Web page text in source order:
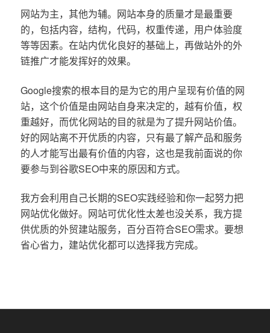
网站为主，其他为辅。网站本身的质量才是最重要
的，包括内容，结构，代码，权重传递，用户体验度
等等因素。在站内优化良好的基础上，再做站外的外
链推广才能发挥好的效果。
Google搜索的根本目的是为它的用户呈现有价值的网
站，这个价值是由网站自身来决定的，越有价值，权
重越好，而优化网站的目的就是为了提升网站价值。
好的网站离不开优质的内容，只有最了解产品和服务
的人才能写出最有价值的内容，这也是我前面说的你
要参与到谷歌SEO中来的原因和方式。
我方会利用自己长期的SEO实践经验和你一起努力把
网站优化做好。网站可优化性太差也没关系，我方提
供优质的外贸建站服务，百分百符合SEO需求。要想
省心省力，建站优化都可以选择我方完成。